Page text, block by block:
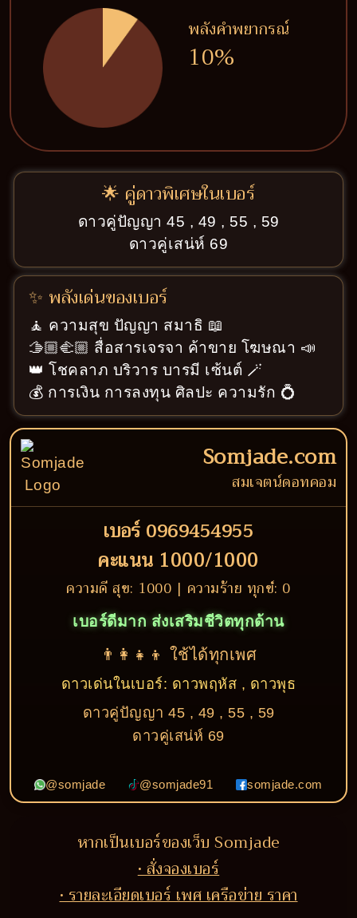
พลังคำพยากรณ์
10%
🌟 คู่ดาวพิเศษในเบอร์
ดาวคู่ปัญญา 45 , 49 , 55 , 59
ดาวคู่เสน่ห์ 69
✨ พลังเด่นของเบอร์
🧘 ความสุข ปัญญา สมาธิ 📖
🫱🏼‍🫲🏼 สื่อสารเจรจา ค้าขาย โฆษณา 📣
👑 โชคลาภ บริวาร บารมี เซ้นต์ 🪄
💰 การเงิน การลงทุน ศิลปะ ความรัก 💍
Somjade.com
สมเจตน์ดอทคอม
เบอร์ 0969454955
คะแนน 1000/1000
ความดี สุข: 1000 | ความร้าย ทุกข์: 0
เบอร์ดีมาก ส่งเสริมชีวิตทุกด้าน
👨‍👩‍👧‍👦 ใช้ได้ทุกเพศ
ดาวเด่นในเบอร์: ดาวพฤหัส , ดาวพุธ
ดาวคู่ปัญญา 45 , 49 , 55 , 59
ดาวคู่เสน่ห์ 69
@somjade @somjade91 somjade.com
หากเป็นเบอร์ของเว็บ Somjade
• สั่งจองเบอร์
• รายละเอียดเบอร์ เพศ เครือข่าย ราคา